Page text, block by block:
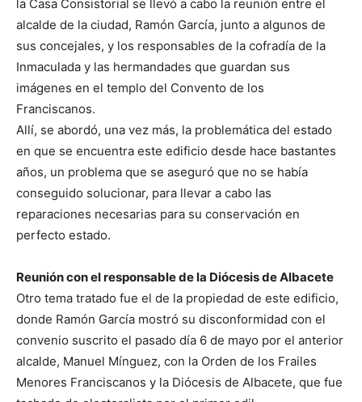
la Casa Consistorial se llevó a cabo la reunión entre el
alcalde de la ciudad, Ramón García, junto a algunos de
sus concejales, y los responsables de la cofradía de la
Inmaculada y las hermandades que guardan sus
imágenes en el templo del Convento de los
Franciscanos.
Allí, se abordó, una vez más, la problemática del estado
en que se encuentra este edificio desde hace bastantes
años, un problema que se aseguró que no se había
conseguido solucionar, para llevar a cabo las
reparaciones necesarias para su conservación en
perfecto estado.
Reunión con el responsable de la Diócesis de Albacete
Otro tema tratado fue el de la propiedad de este edificio,
donde Ramón García mostró su disconformidad con el
convenio suscrito el pasado día 6 de mayo por el anterior
alcalde, Manuel Mínguez, con la Orden de los Frailes
Menores Franciscanos y la Diócesis de Albacete, que fue